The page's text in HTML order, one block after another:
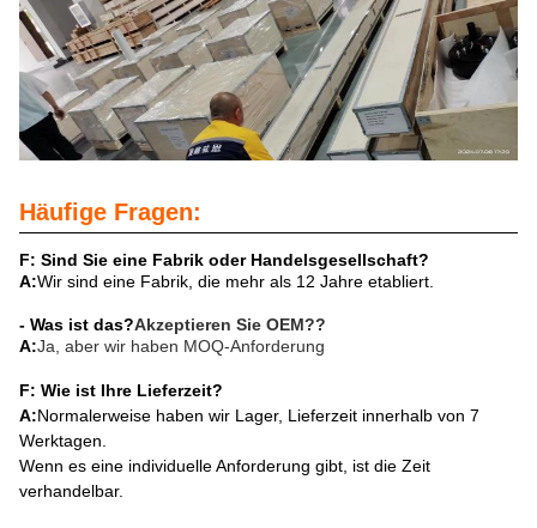
Häufige Fragen:
F: Sind Sie eine Fabrik oder Handelsgesellschaft?
A:Wir sind eine Fabrik, die mehr als 12 Jahre etabliert.
- Was ist das?Akzeptieren Sie OEM??
A:Ja, aber wir haben MOQ-Anforderung
F: Wie ist Ihre Lieferzeit?
A:Normalerweise haben wir Lager, Lieferzeit innerhalb von 7
Werktagen.
Wenn es eine individuelle Anforderung gibt, ist die Zeit
verhandelbar.